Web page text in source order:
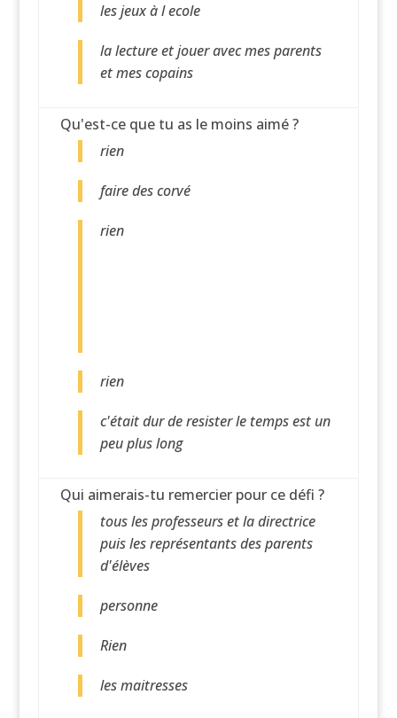
les jeux à l ecole
la lecture et jouer avec mes parents
et mes copains
Qu'est-ce que tu as le moins aimé ?
rien
faire des corvé
rien
rien
c'était dur de resister le temps est un
peu plus long
Qui aimerais-tu remercier pour ce défi ?
tous les professeurs et la directrice
puis les représentants des parents
d'élèves
personne
Rien
les maitresses